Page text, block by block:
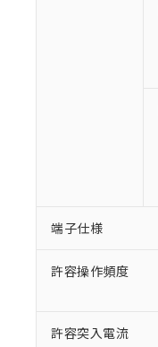
端子仕様
許容操作頻度
許容突入電流